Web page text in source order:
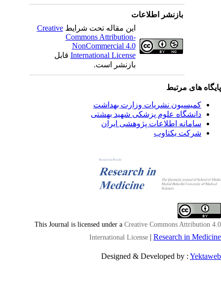
بازنشر اطلاعات
این مقاله تحت شرایطCreative
Commons Attribution-
NonCommercial 4.0
International Licenseقابل
بازنشر است.
های مرتبط
کمیسیون نشریات وزارت بهداشت
دانشگاه علوم پزشکی شهید بهشتی
سامانه اطلاعات پژوهشی ایران
شرکت یکتاوب
This Journal is licensed under aCreative Commons Attribution
International License|Research in
Designed & Developed by :